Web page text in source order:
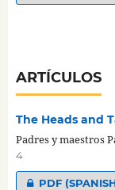
ARTÍCULOS
The Heads and
Padres y maestros
4
PDF